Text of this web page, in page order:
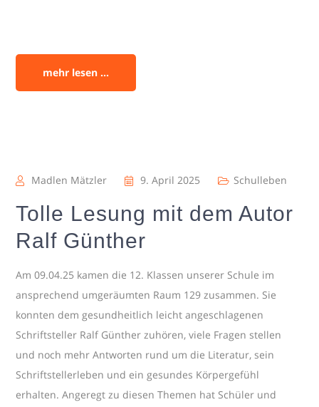
mehr lesen ...
Madlen Mätzler 9. April 2025 Schulleben
Tolle Lesung mit dem Autor
Ralf Günther
Am 09.04.25 kamen die 12. Klassen unserer Schule im
ansprechend umgeräumten Raum 129 zusammen. Sie
konnten dem gesundheitlich leicht angeschlagenen
Schriftsteller Ralf Günther zuhören, viele Fragen stellen
und noch mehr Antworten rund um die Literatur, sein
Schriftstellerleben und ein gesundes Körpergefühl
erhalten. Angeregt zu diesen Themen hat Schüler und